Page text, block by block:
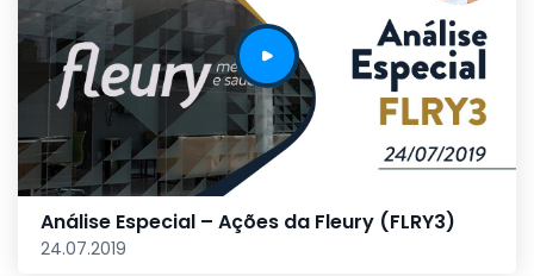
Análise Especial – Ações da Fleury (FLRY3)
24.07.2019